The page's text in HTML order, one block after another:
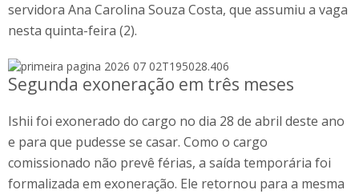
servidora Ana Carolina Souza Costa, que assumiu a vaga
nesta quinta-feira (2).
Segunda exoneração em três meses
Ishii foi exonerado do cargo no dia 28 de abril deste ano
e para que pudesse se casar. Como o cargo
comissionado não prevê férias, a saída temporária foi
formalizada em exoneração. Ele retornou para a mesma